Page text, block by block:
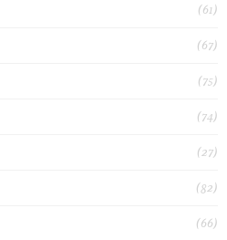
(61)
(67)
(75)
(74)
(27)
(82)
(66)